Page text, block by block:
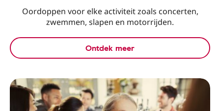
Oordoppen voor elke activiteit zoals concerten,
zwemmen, slapen en motorrijden.
Ontdek meer